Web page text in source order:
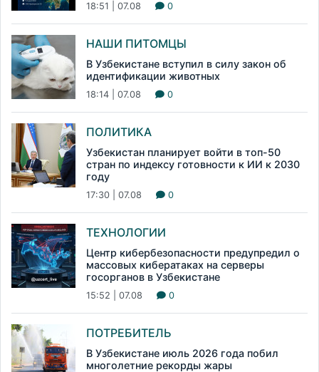
18:51 | 07.08 0
НАШИ ПИТОМЦЫ
В Узбекистане вступил в силу закон об
идентификации животных
18:14 | 07.08 0
ПОЛИТИКА
Узбекистан планирует войти в топ-50
стран по индексу готовности к ИИ к 2030
году
17:30 | 07.08 0
ТЕХНОЛОГИИ
Центр кибербезопасности предупредил о
массовых кибератаках на серверы
госорганов в Узбекистане
15:52 | 07.08 0
ПОТРЕБИТЕЛЬ
В Узбекистане июль 2026 года побил
многолетние рекорды жары